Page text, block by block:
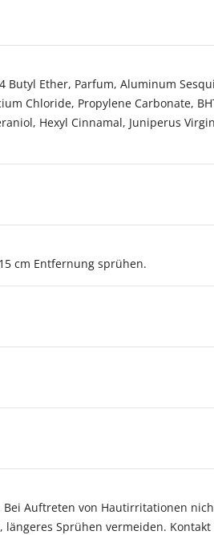
Butyl Ether, Parfum, Aluminum
Chloride, Propylene Carbonate,
Hexyl Cinnamal, Juniperus
cm Entfernung sprühen.
Auftreten von Hautirritationen
Sprühen vermeiden.